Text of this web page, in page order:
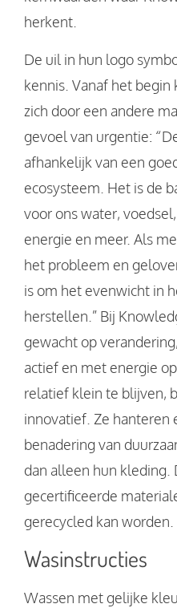
herkent.
De uil in hun logo
kennis. Vanaf het
zich door een andere
gevoel van urgentie:
afhankelijk van een
ecosysteem. Het is de
voor ons water,
energie en meer. Als
het probleem en
is om het evenwicht in
herstellen.” Bij
gewacht op
actief en met energie
relatief klein te blijven,
innovatief. Ze hanteren
benadering van
dan alleen hun kleding.
gecertificeerde
gerecycled kan worden.
Wasinstructies
Wassen met gelijke